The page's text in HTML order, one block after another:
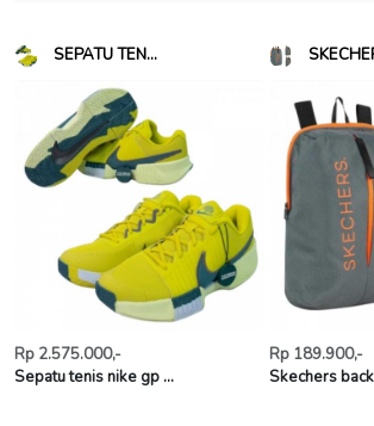
SEPATU TEN...
Rp 2.575.000,-
Sepatu tenis nike gp ...
Rp 189.900,-
Skechers